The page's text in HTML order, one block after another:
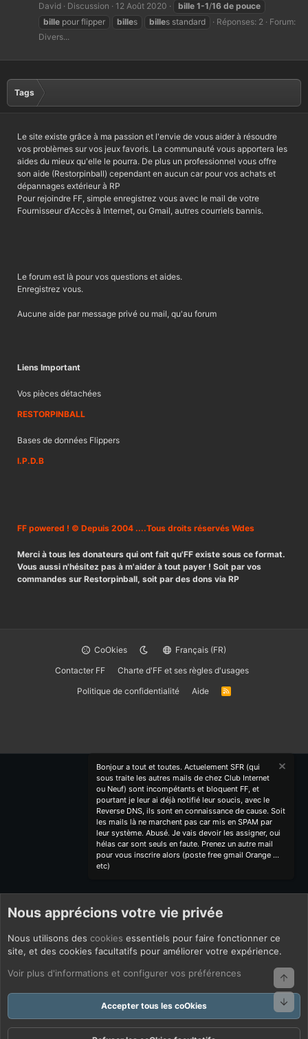
David Discussion 12 Août 2020 bille 1-1/16 de pouce
bille pour flipper billes billes standard Réponses: 2
Forum:
Divers...
Tags
Le site existe grâce à ma passion et l'envie de vous aider à résoudre
vos problèmes sur vos jeux favoris. La communauté vous apportera les
aides du mieux qu'elle le pourra. De plus un professionnel vous offre
son aide (Restorpinball) cependant en aucun car pour vos achats et
dépannages extérieur à RP
Pour rejoindre FF, simple enregistrez vous avec le mail de votre
Fournisseur d'Accès à Internet, ou Gmail, autres courriels bannis.
Le forum est là pour vos questions et aides.
Enregistrez vous.
Aucune aide par message privé ou mail, qu'au forum
Liens Important
Vos pièces détachées
RESTORPINBALL
Bases de données Flippers
I.P.D.B
FF powered ! © Depuis 2004 ....Tous droits réservés Wdes
Merci à tous les donateurs qui ont fait qu'FF existe sous ce format.
Vous aussi n'hésitez pas à m'aider à tout payer ! Soit par vos
commandes sur Restorpinball, soit par des dons via RP
CoOkies
Français (FR)
Contacter FF
Charte d'FF et ses règles d'usages
Politique de confidentialité
Aide
R
Bonjour a tout et toutes. Actuelement SFR (qui
sous traite les autres mails de chez Club Internet
ou Neuf) sont incompétants et bloquent FF, et
pourtant je leur ai déjà notifié leur soucis, avec le
Reverse DNS, ils sont en connaissance de cause. Soit
les mails là ne marchent pas car mis en SPAM par
leur système. Abusé. Je vais devoir les assigner, oui
hélas car sont seuls en faute. Prenez un autre mail
pour vous inscrire alors (poste free gmail Orange ...
etc)
Nous apprécions votre vie privée
Nous utilisons des cookies essentiels pour faire fonctionner ce
site, et des cookies facultatifs pour améliorer votre expérience.
Voir plus d'informations et configurer vos préférences
Accepter tous les coOkies